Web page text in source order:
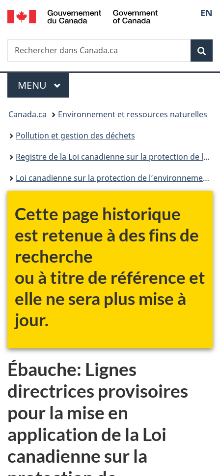
Passer
au
principal
Passer
à
Au
du
Passer
à
version
simplifiée
de
la
EN
Recherche
Rechercher
dans
Menu
MENU PRINCIPAL
Vous
êtes
ici :
Canada.ca
Environnement et ressources naturelles
Pollution et gestion des déchets
Registre de la Loi canadienne sur la protection de l’environnement
Loi canadienne sur la protection de l’environnement : historique
Cette page historique
est retenue à des fins de
recherche
ou à titre de référence et
elle ne sera plus mise à
jour.
Ébauche: Lignes
directrices provisoires
pour la mise en
application de la Loi
canadienne sur la